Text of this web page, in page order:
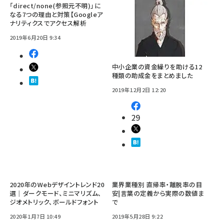
「direct/none(参照元不明)」に
なる7つの理由と対策【Googleア
ナリティクスでアクセス解析
2019年6月20日 9:34
中小企業の資金繰りを助ける12
種類の助成金をまとめました
2019年12月2日 12:20
29
2020年のWebデザイントレンド20
選｜ダークモード、ミニマリズム、
ジオメトリック、ボールドフォント
2020年1月7日 10:49
業界業種別 直帰率・離脱率の目
安|言葉の定義から実際の数値ま
で
2019年5月28日 9:22